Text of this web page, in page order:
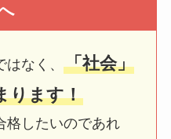
はなく、「社会」
ります！
格したいのであれ